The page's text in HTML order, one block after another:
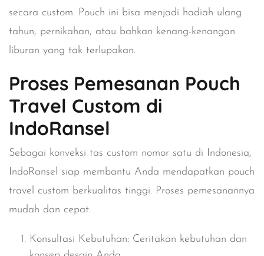
secara custom. Pouch ini bisa menjadi hadiah ulang
tahun, pernikahan, atau bahkan kenang-kenangan
liburan yang tak terlupakan.
Proses Pemesanan Pouch
Travel Custom di
IndoRansel
Sebagai konveksi tas custom nomor satu di Indonesia,
IndoRansel siap membantu Anda mendapatkan pouch
travel custom berkualitas tinggi. Proses pemesanannya
mudah dan cepat:
Konsultasi Kebutuhan: Ceritakan kebutuhan dan